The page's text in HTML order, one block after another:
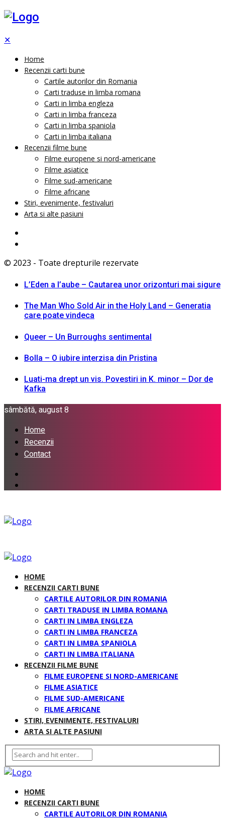
✕
Home
Recenzii carti bune
Cartile autorilor din Romania
Carti traduse in limba romana
Carti in limba engleza
Carti in limba franceza
Carti in limba spaniola
Carti in limba italiana
Recenzii filme bune
Filme europene si nord-americane
Filme asiatice
Filme sud-americane
Filme africane
Stiri, evenimente, festivaluri
Arta si alte pasiuni
© 2023 - Toate drepturile rezervate
L’Eden a I’aube – Cautarea unor orizonturi mai sigure
The Man Who Sold Air in the Holy Land – Generatia
care poate vindeca
Queer – Un Burroughs sentimental
Bolla – O iubire interzisa din Pristina
Luati-ma drept un vis. Povestiri in K. minor – Dor de
Kafka
sâmbătă, august 8
Home
Recenzii
Contact
HOME
RECENZII CARTI BUNE
CARTILE AUTORILOR DIN ROMANIA
CARTI TRADUSE IN LIMBA ROMANA
CARTI IN LIMBA ENGLEZA
CARTI IN LIMBA FRANCEZA
CARTI IN LIMBA SPANIOLA
CARTI IN LIMBA ITALIANA
RECENZII FILME BUNE
FILME EUROPENE SI NORD-AMERICANE
FILME ASIATICE
FILME SUD-AMERICANE
FILME AFRICANE
STIRI, EVENIMENTE, FESTIVALURI
ARTA SI ALTE PASIUNI
HOME
RECENZII CARTI BUNE
CARTILE AUTORILOR DIN ROMANIA